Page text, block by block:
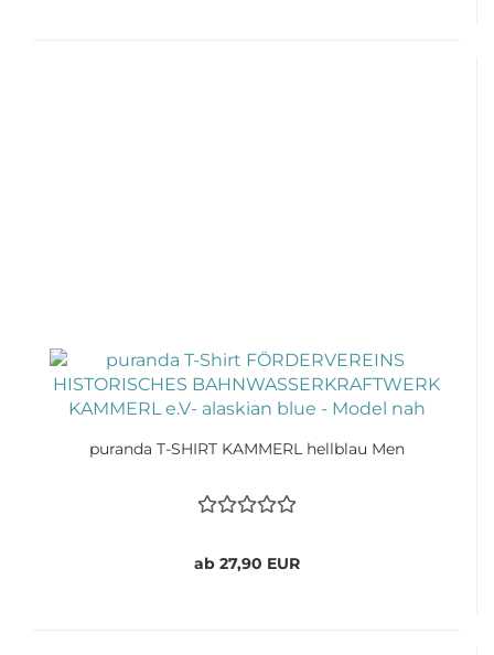
puranda T-SHIRT KAMMERL hellblau Men
ab 27,90 EUR